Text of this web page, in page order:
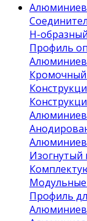
Н-
Профиль
Изогнутый
Модульные
Профиль